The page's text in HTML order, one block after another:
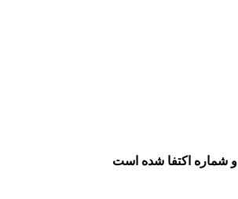
شماره اکتفا شده است